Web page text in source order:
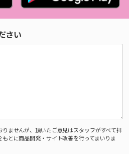
さい
ませんが、頂いたご意見はスタッフがすべて拝
とに商品開発・サイト改善を行ってまいりま